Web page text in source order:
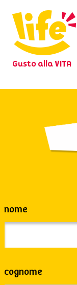
Gusto alla VITA
nome
cognome